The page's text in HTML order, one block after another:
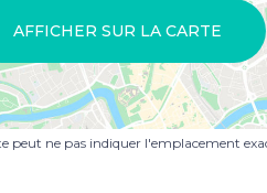
AFFICHER SUR LA CARTE
peut ne pas indiquer l'emplacement